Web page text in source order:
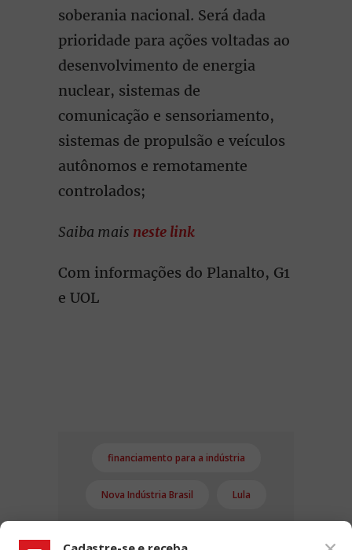
soberania nacional. Será dada
prioridade para ações voltadas ao
desenvolvimento de energia
nuclear, sistemas de
comunicação e sensoriamento,
sistemas de propulsão e veículos
autônomos e remotamente
controlados;
Saiba mais neste link
Com informações do Planalto, G1
e UOL
financiamento para a indústria
Nova Indústria Brasil Lula